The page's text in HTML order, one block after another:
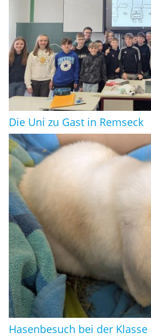
Die Uni zu Gast in Remseck
Hasenbesuch bei der